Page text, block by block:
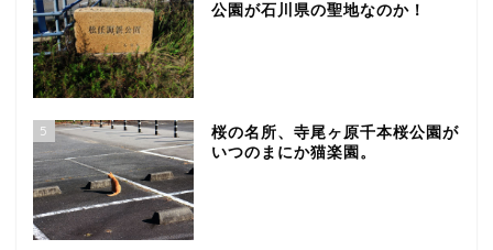
公園が石川県の聖地なのか！
5
桜の名所、寺尾ヶ原千本桜公園が
いつのまにか猫楽園。